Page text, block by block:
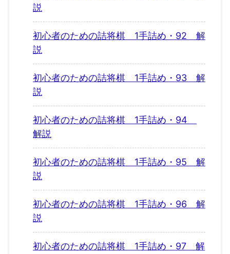
説
初心者のための詰将棋 1手詰め・92 解
説
初心者のための詰将棋 1手詰め・93 解
説
初心者のための詰将棋 1手詰め・94
解説
初心者のための詰将棋 1手詰め・95 解
説
初心者のための詰将棋 1手詰め・96 解
説
初心者のための詰将棋 1手詰め・97 解